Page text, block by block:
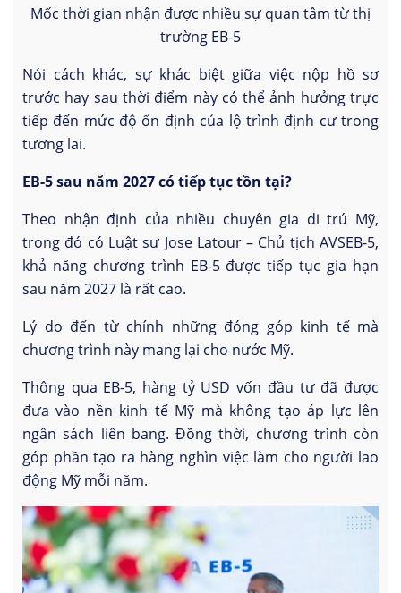
Mốc thời gian nhận được nhiều sự quan tâm từ thị
trường EB-5
Nói cách khác, sự khác biệt giữa việc nộp hồ sơ
trước hay sau thời điểm này có thể ảnh hưởng trực
tiếp đến mức độ ổn định của lộ trình định cư trong
tương lai.
EB-5 sau năm 2027 có tiếp tục tồn tại?
Theo nhận định của nhiều chuyên gia di trú Mỹ,
trong đó có Luật sư Jose Latour – Chủ tịch AVSEB-5,
khả năng chương trình EB-5 được tiếp tục gia hạn
sau năm 2027 là rất cao.
Lý do đến từ chính những đóng góp kinh tế mà
chương trình này mang lại cho nước Mỹ.
Thông qua EB-5, hàng tỷ USD vốn đầu tư đã được
đưa vào nền kinh tế Mỹ mà không tạo áp lực lên
ngân sách liên bang. Đồng thời, chương trình còn
góp phần tạo ra hàng nghìn việc làm cho người lao
động Mỹ mỗi năm.